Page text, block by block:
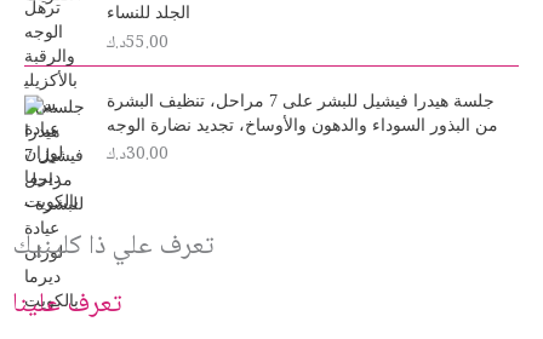
s
3
0
.
ك
.
0
0
الجلد للنساء
55.00د.ك
جلسة هيدرا فيشيل للبشر على 7 مراحل، تنظيف البشرة
من البذور السوداء والدهون والأوساخ، تجديد نضارة الوجه
30.00د.ك
تعرف علي ذا كلينيك
تعرف علينا